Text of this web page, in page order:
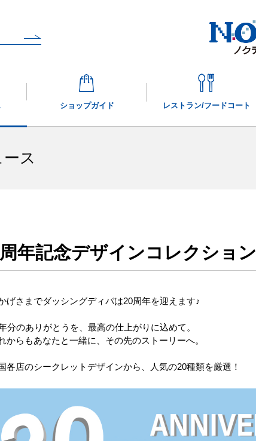
ショップガイド レストラン/フードコート
ス
周年記念デザインコレクション
げさまでダッシングディバは20周年を迎えます♪
分のありがとうを、最高の仕上がりに込めて。
からもあなたと一緒に、その先のストーリーへ。
各店のシークレットデザインから、人気の20種類を厳選！